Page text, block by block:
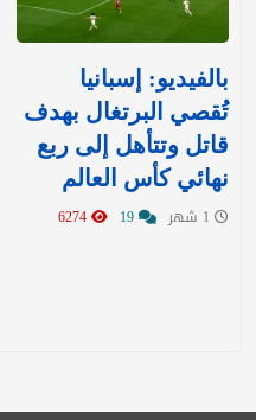
بالفيديو: إسبانيا
تُقصي البرتغال بهدف
قاتل وتتأهل إلى ربع
نهائي كأس العالم